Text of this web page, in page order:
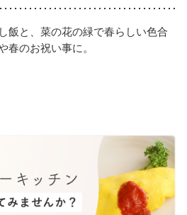
飯と、菜の花の緑で春らしい色合
春のお祝い事に。